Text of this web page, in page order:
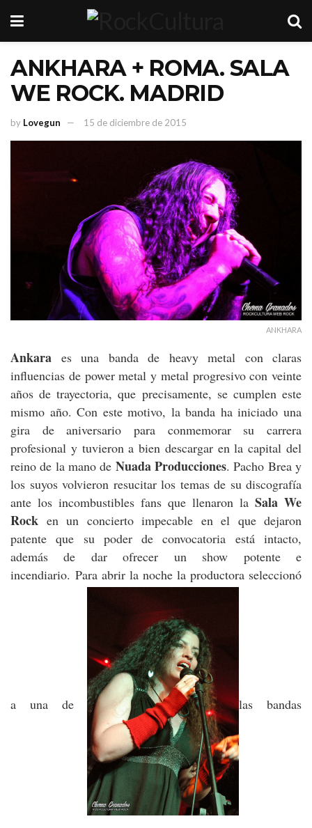
ANKHARA + ROMA. SALA
WE ROCK. MADRID
by Lovegun 15 de diciembre de 2015
ANKHARA
Ankara es una banda de heavy metal con claras
influencias de power metal y metal progresivo con veinte
años de trayectoria, que precisamente, se cumplen este
mismo año. Con este motivo, la banda ha iniciado una
gira de aniversario para conmemorar su carrera
profesional y tuvieron a bien descargar en la capital del
reino de la mano de Nuada Producciones. Pacho Brea y
los suyos volvieron resucitar los temas de su discografía
ante los incombustibles fans que llenaron la Sala We
Rock en un concierto impecable en el que dejaron
patente que su poder de convocatoria está intacto,
además de dar ofrecer un show potente e
incendiario. Para abrir la noche la productora seleccionó
a una de las bandas